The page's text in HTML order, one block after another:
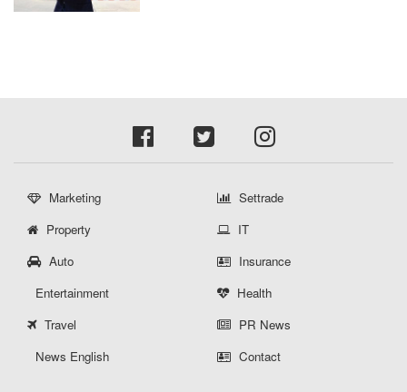
Marketing
Settrade
Property
IT
Auto
Insurance
Entertainment
Health
Travel
PR News
News English
Contact